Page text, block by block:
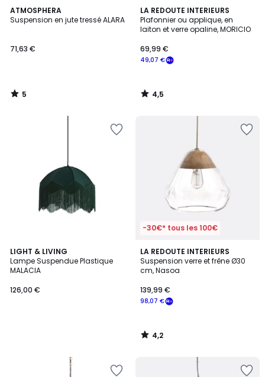
ATMOSPHERA
Suspension en jute tressé ALARA
71,63 €
5
/
5
/
LA REDOUTE INTERIEURS
Plafonnier ou applique, en
laiton et verre opaline, MORICIO
49,07 €
69,99 €
4,5
/ 5
4,5
/
LIGHT & LIVING
Lampe Suspendue Plastique
MALACIA
126,00 €
-30€* tous les 100€
LA REDOUTE INTERIEURS
Suspension verre et frêne Ø30
cm, Nasoa
98,07 €
139,99 €
4,2
/ 5
4,2
/